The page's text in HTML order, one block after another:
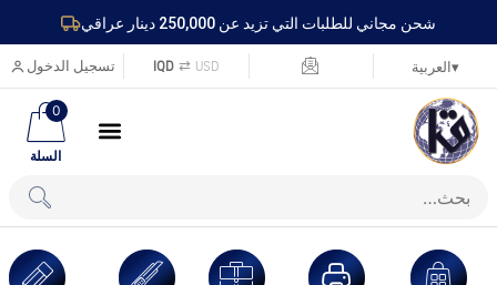
شحن مجاني للطلبات التي تزيد عن 250,000 دينار عراقي
تسجيل الدخول IQD ⇄ USD العربية▾
0
السلة